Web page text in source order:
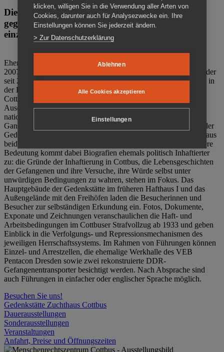
Die Gedenkstätte Zuchthaus Cottbus ist ein Ort
gegen das Vergessen. Anschaulich, nah und
einzigartig.
Ehemalige politische Häftlinge der DDR gründeten im Oktober
2007 den Verein Menschenrechtszentrum Cottbus e. V. (MRZ), der
seit 2011 Eigentümer des ehemaligen Gefängnisses (1860-2002) in
der Bautzener Straße und Träger der Gedenkstätte Zuchthaus
Cottbus ist. Im Zentrum der Arbeit der Gedenkstätte steht die
Auseinandersetzung mit politischem Unrecht während der
nationalsozialistischen Terrorherrschaft und der SED-Diktatur.
Ganzjährig zeigen mehrere Dauer- und Sonderausstellungen in der
Gedenkstätte Zuchthaus Cottbus Beispiele politischen Unrechts aus
beiden deutschen Diktaturen des 20. Jahrhunderts. Eine besondere
Bedeutung kommt dabei Biografien ehemals politisch Inhaftierter
zu: die Gründe der Inhaftierung in Cottbus, die Lebensgeschichten
der Gefangenen und ihre Versuche, ihre Würde selbst unter
unwürdigen Bedingungen zu wahren, stehen im Fokus. Das
Hauptgebäude der Gedenkstätte im früheren Hafthaus I und das
Außengelände mit den Freihöfen laden die Besucherinnen und
Besucher zur selbständigen Erkundung ein. Fotos, Dokumente,
Exponate und Zeichnungen veranschaulichen die Haft- und
Arbeitsbedingungen im Cottbuser Strafvollzug ab 1933 und geben
Einblick in die Verfolgungs- und Repressionsmechanismen des
jeweiligen Herrschaftssystems. Im Rahmen von Führungen können
Einzel- und Arrestzellen, die ehemalige Werkhalle des VEB
Pentacon Dresden sowie zwei rekonstruierte DDR-
Gefangenentransporter besichtigt werden. Nach Absprache sind
auch Führungen in einfacher oder englischer Sprache möglich.
Besuchen Sie uns!
Gedenkstätte Zuchthaus Cottbus
Dauerausstellungen
Sonderausstellungen
Veranstaltungen
Anfahrt, Preise und Öffnungszeiten
klicken, willigen Sie in die Verwendung aller Arten von
Cookies, darunter auch für Analysezwecke ein. Ihre
Einstellungen können Sie jederzeit ändern.
> Zur Datenschutzerklärung
Ablehnen
Alle Cookies akzeptieren
Einstellungen